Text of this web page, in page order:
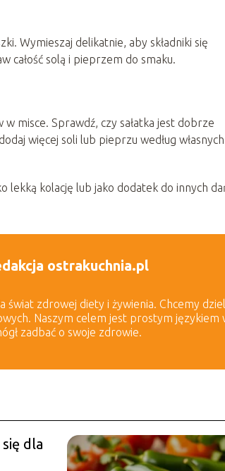
Wymieszaj delikatnie, aby składniki się
całość solą i pieprzem do smaku.
w misce. Sprawdź, czy sałatka jest dobrze
więcej soli lub pieprzu według własnych
lekką kolację lub jako dodatek do innych
ostrakuchnia.pl
świat zdrowej diety i żywienia. Chcemy
Naszym celem jest prostym językiem
zadbać o swoje zdrowie.
dla